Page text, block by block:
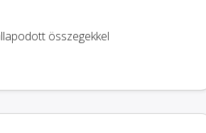
összegekkel